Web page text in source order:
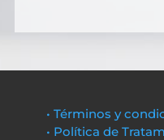
• Términos y
• Política de